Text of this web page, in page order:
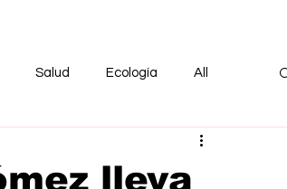
Salud Ecología All
lleva